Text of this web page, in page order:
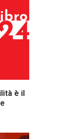
è il